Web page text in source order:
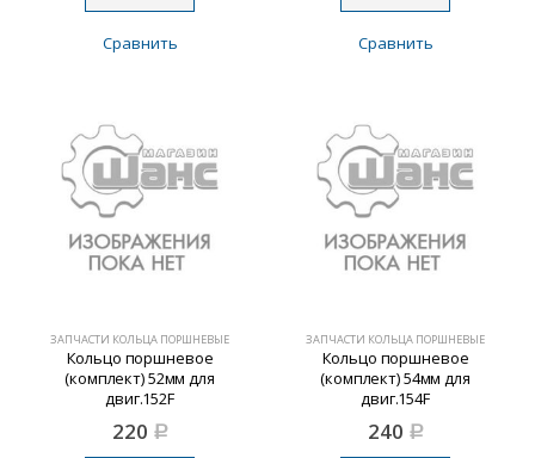
Сравнить Сравнить
ЗАПЧАСТИ КОЛЬЦА ПОРШНЕВЫЕ
Кольцо поршневое
(комплект) 52мм для
двиг.152F
220 Р
ЗАПЧАСТИ КОЛЬЦА ПОРШНЕВЫЕ
Кольцо поршневое
(комплект) 54мм для
двиг.154F
240 Р